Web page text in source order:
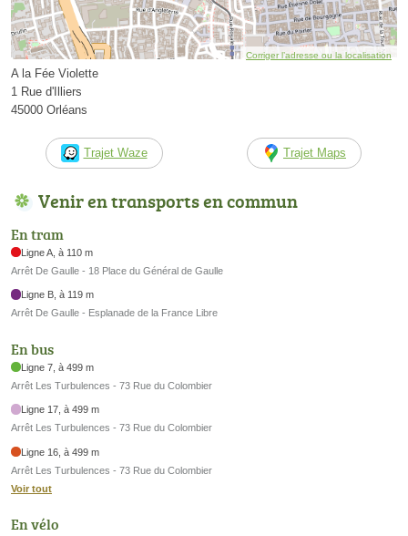
Corriger l’adresse ou la localisation
A la Fée Violette
1 Rue d'Illiers
45000 Orléans
Trajet Waze Trajet Maps
Venir en transports en commun
En tram
Ligne A, à 110 m
Arrêt De Gaulle - 18 Place du Général de Gaulle
Ligne B, à 119 m
Arrêt De Gaulle - Esplanade de la France Libre
En bus
Ligne 7, à 499 m
Arrêt Les Turbulences - 73 Rue du Colombier
Ligne 17, à 499 m
Arrêt Les Turbulences - 73 Rue du Colombier
Ligne 16, à 499 m
Arrêt Les Turbulences - 73 Rue du Colombier
Voir tout
En vélo